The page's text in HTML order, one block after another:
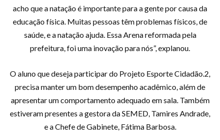
acho que a natação é importante para a gente por causa da
educação física. Muitas pessoas têm problemas físicos, de
saúde, e a natação ajuda. Essa Arena reformada pela
prefeitura, foi uma inovação para nós”, explanou.
O aluno que deseja participar do Projeto Esporte Cidadão.2,
precisa manter um bom desempenho acadêmico, além de
apresentar um comportamento adequado em sala. Também
estiveram presentes a gestora da SEMED, Tamires Andrade,
e a Chefe de Gabinete, Fátima Barbosa.